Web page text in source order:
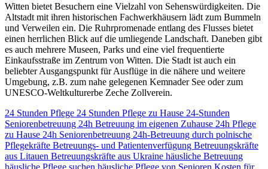
Witten bietet Besuchern eine Vielzahl von Sehenswürdigkeiten. Die
Altstadt mit ihren historischen Fachwerkhäusern lädt zum Bummeln
und Verweilen ein. Die Ruhrpromenade entlang des Flusses bietet
einen herrlichen Blick auf die umliegende Landschaft. Daneben gibt
es auch mehrere Museen, Parks und eine viel frequentierte
Einkaufsstraße im Zentrum von Witten. Die Stadt ist auch ein
beliebter Ausgangspunkt für Ausflüge in die nähere und weitere
Umgebung, z.B. zum nahe gelegenen Kemnader See oder zum
UNESCO-Weltkulturerbe Zeche Zollverein.
24 Stunden Pflege 24 Stunden Pflege zu Hause 24-Stunden
Seniorenbetreuung 24h Betreuung im eigenen Zuhause 24h Pflege
zu Hause 24h Seniorenbetreuung 24h-Betreuung durch polnische
Pflegekräfte Betreuungs- und Patientenverfügung Betreuungskräfte
aus Litauen Betreuungskräfte aus Ukraine häusliche Betreuung
häusliche Pflege suchen häusliche Pflege von Senioren Kosten für